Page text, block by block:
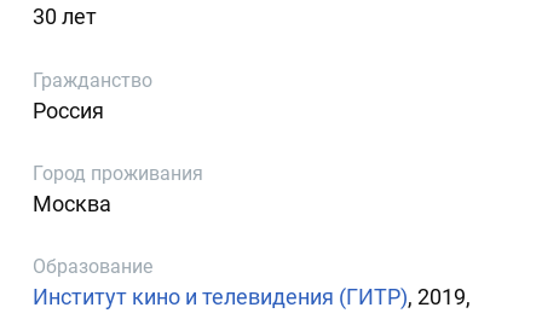
30 лет
Гражданство
Россия
Город проживания
Москва
Образование
Институт кино и телевидения (ГИТР), 2019,